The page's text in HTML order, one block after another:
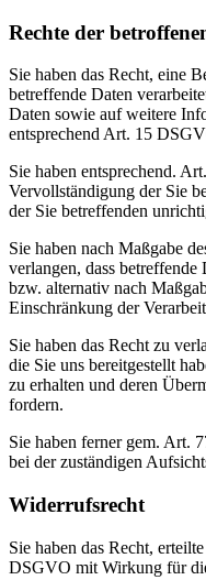
Rechte der
Sie haben das Recht, eine
betreffende Daten
Daten sowie auf weitere
entsprechend Art. 15
Sie haben entsprechend.
Vervollständigung der Sie
der Sie betreffenden
Sie haben nach Maßgabe
verlangen, dass
bzw. alternativ nach
Einschränkung der
Sie haben das Recht zu
die Sie uns bereitgestellt
zu erhalten und deren
fordern.
Sie haben ferner gem. Art.
bei der zuständigen
Widerrufsrecht
Sie haben das Recht,
DSGVO mit Wirkung für